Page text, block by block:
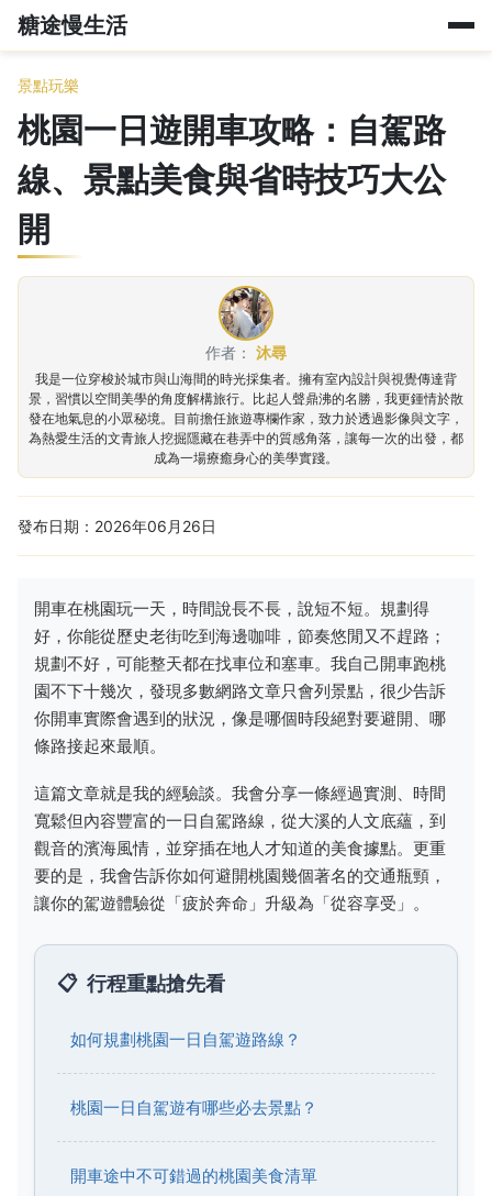
糖途慢生活
景點玩樂
桃園一日遊開車攻略：自駕路
線、景點美食與省時技巧大公
開
作者： 沐尋
我是一位穿梭於城市與山海間的時光採集者。擁有室內設計與視覺傳達背
景，習慣以空間美學的角度解構旅行。比起人聲鼎沸的名勝，我更鍾情於散
發在地氣息的小眾秘境。目前擔任旅遊專欄作家，致力於透過影像與文字，
為熱愛生活的文青旅人挖掘隱藏在巷弄中的質感角落，讓每一次的出發，都
成為一場療癒身心的美學實踐。
發布日期：2026年06月26日
開車在桃園玩一天，時間說長不長，說短不短。規劃得
好，你能從歷史老街吃到海邊咖啡，節奏悠閒又不趕路；
規劃不好，可能整天都在找車位和塞車。我自己開車跑桃
園不下十幾次，發現多數網路文章只會列景點，很少告訴
你開車實際會遇到的狀況，像是哪個時段絕對要避開、哪
條路接起來最順。
這篇文章就是我的經驗談。我會分享一條經過實測、時間
寬鬆但內容豐富的一日自駕路線，從大溪的人文底蘊，到
觀音的濱海風情，並穿插在地人才知道的美食據點。更重
要的是，我會告訴你如何避開桃園幾個著名的交通瓶頸，
讓你的駕遊體驗從「疲於奔命」升級為「從容享受」。
行程重點搶先看
如何規劃桃園一日自駕遊路線？
桃園一日自駕遊有哪些必去景點？
開車途中不可錯過的桃園美食清單